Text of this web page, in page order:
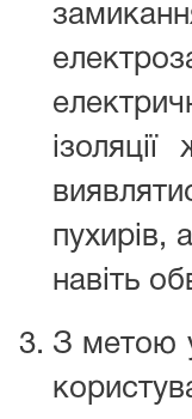
пухирів,
навіть
З метою